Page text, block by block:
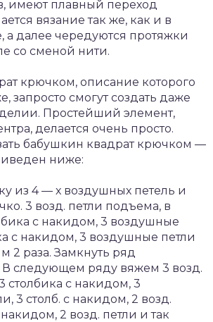
имеют плавный переход
вязание так же, как и в
а далее чередуются протяжки
со сменой нити.
крючком, описание которого
запросто смогут создать даже
Простейший элемент,
делается очень просто.
бабушкин квадрат крючком —
ниже:
из 4 — х воздушных петель и
3 возд. петли подъема, в
с накидом, 3 воздушные
с накидом, 3 воздушные петли
2 раза. Замкнуть ряд
В следующем ряду вяжем 3 возд.
столбика с накидом, 3
3 столб. с накидом, 2 возд.
накидом, 2 возд. петли и так